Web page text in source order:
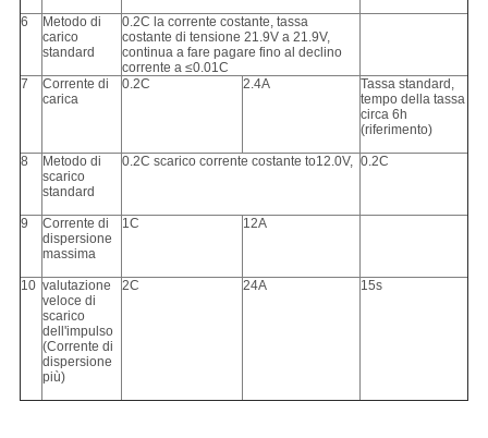
6
Metodo di
carico
standard
0.2C la corrente costante, tassa
costante di tensione 21.9V a 21.9V,
continua a fare pagare fino al declino
corrente a ≤0.01C
7
Corrente di
carica
0.2C 2.4A
Tassa standard,
tempo della tassa
circa 6h
(riferimento)
8
Metodo di
scarico
standard
0.2C scarico corrente costante to12.0V, 0.2C
9
Corrente di
dispersione
massima
1C 12A
10 valutazione
veloce di
scarico
dell'impulso
(Corrente di
dispersione
più)
2C 24A 15s